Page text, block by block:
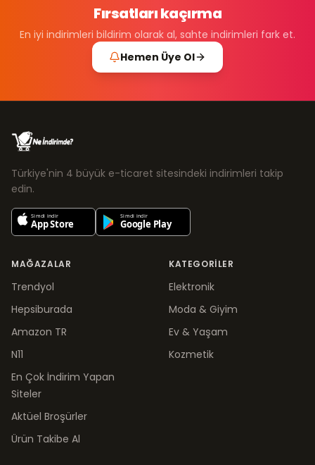
Fırsatları kaçırma
En iyi indirimleri bildirim olarak al, sahte indirimleri fark et.
Hemen Üye Ol
Türkiye'nin 4 büyük e-ticaret sitesindeki indirimleri takip
edin.
MAĞAZALAR
Trendyol
Hepsiburada
Amazon TR
N11
En Çok İndirim Yapan
Siteler
Aktüel Broşürler
Ürün Takibe Al
KATEGORILER
Elektronik
Moda & Giyim
Ev & Yaşam
Kozmetik